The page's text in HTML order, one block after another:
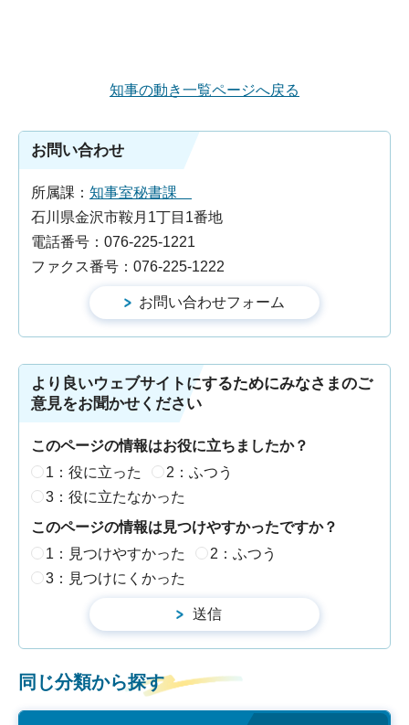
知事の動き一覧ページへ戻る
お問い合わせ
所属課： 知事室秘書課
石川県金沢市鞍月1丁目1番地
電話番号：076-225-1221
ファクス番号：076-225-1222
より良いウェブサイトにするためにみなさまのご
意見をお聞かせください
このページの情報はお役に立ちましたか？
1：役に立った
2：ふつう
3：役に立たなかった
このページの情報は見つけやすかったですか？
1：見つけやすかった
2：ふつう
3：見つけにくかった
同じ分類から探す